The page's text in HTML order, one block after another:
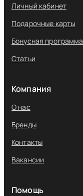
Личный кабинет
Подарочные карты
Бонусная программа
Статьи
Компания
О нас
Бренды
Контакты
Вакансии
Помощь